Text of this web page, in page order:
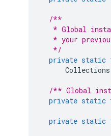
/**
* Global
* your
   */
private static
Collections
/** Global
private static
private static